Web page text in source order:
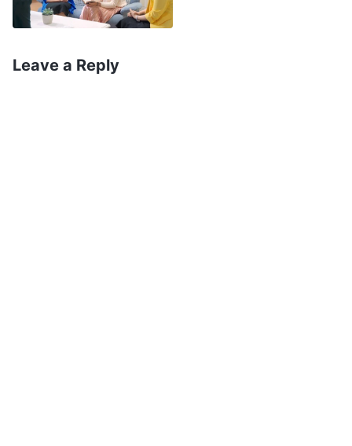
「神の御言葉から、あなたの身に起こったこと
ていたのがわかりますよね。神は終わりの日に受肉
Leave a Reply